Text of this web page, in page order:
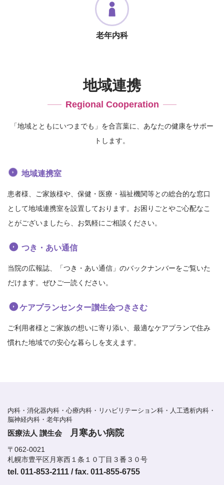
老年内科
地域連携
Regional Cooperation
「地域とともにいつまでも」を合言葉に、あなたの健康をサポー
トします。
地域連携室
患者様、ご家族様や、保健・医療・福祉機関等との総合的な窓口
として地域連携室を設置しております。お困りごとやご心配なこ
とがございましたら、お気軽にご相談ください。
つき・あい通信
当院の広報誌、「つき・あい通信」のバックナンバーをご覧いた
だけます。ぜひご一読ください。
ケアプランセンター讃生会つきさむ
ご利用者様とご家族の想いに寄り添い、最適なケアプランで住み
慣れた地域での安心な暮らしを支えます。
内科・消化器内科・心療内科・リハビリテーション科・人工透析内科・
脳神経内科・老年内科
医療法人 讃生会 月寒あい病院
〒062-0021
札幌市豊平区月寒西１条１０丁目３番３０号
tel. 011-853-2111 / fax. 011-855-6755